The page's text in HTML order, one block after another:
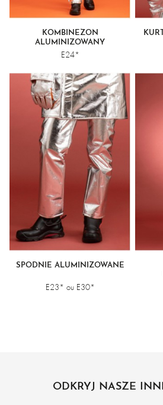
KOMBINEZON
ALUMINIZOWANY
E24*
SPODNIE ALUMINIZOWANE
E23* ou E30*
ODKRYJ NASZE